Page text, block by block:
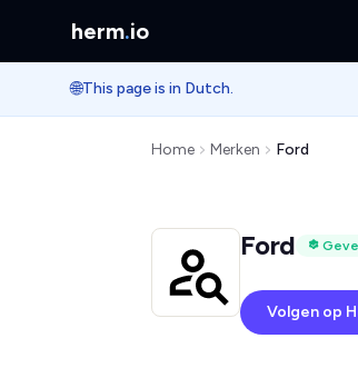
herm.io
🌐This page is in Dutch.
Home Merken Ford
Ford
Volgen op